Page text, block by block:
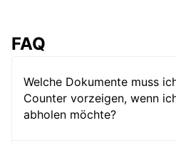
FAQ
Welche Dokumente muss
Counter vorzeigen, wenn
abholen möchte?